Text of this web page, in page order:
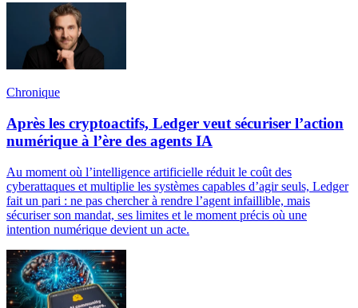
Chronique
Après les cryptoactifs, Ledger veut sécuriser l’action
numérique à l’ère des agents IA
Au moment où l’intelligence artificielle réduit le coût des
cyberattaques et multiplie les systèmes capables d’agir seuls, Ledger
fait un pari : ne pas chercher à rendre l’agent infaillible, mais
sécuriser son mandat, ses limites et le moment précis où une
intention numérique devient un acte.